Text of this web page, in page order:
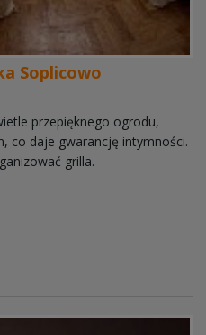
Soplicowo
przepięknego ogrodu,
co daje gwarancję intymności.
grilla.